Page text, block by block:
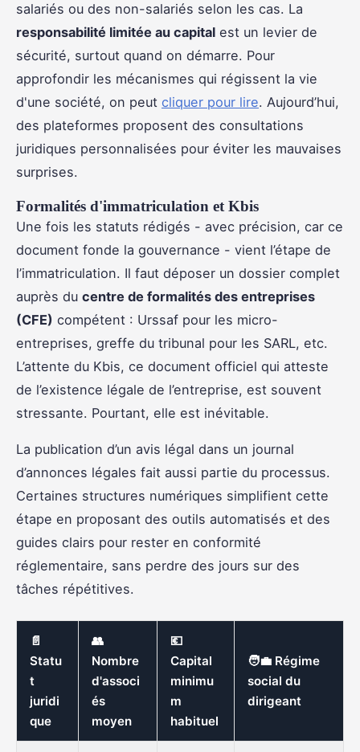
salariés ou des non-salariés selon les cas. La
responsabilité limitée au capital est un levier de
sécurité, surtout quand on démarre. Pour
approfondir les mécanismes qui régissent la vie
d'une société, on peut cliquer pour lire. Aujourd’hui,
des plateformes proposent des consultations
juridiques personnalisées pour éviter les mauvaises
surprises.
Formalités d'immatriculation et Kbis
Une fois les statuts rédigés - avec précision, car ce
document fonde la gouvernance - vient l’étape de
l’immatriculation. Il faut déposer un dossier complet
auprès du centre de formalités des entreprises
(CFE) compétent : Urssaf pour les micro-
entreprises, greffe du tribunal pour les SARL, etc.
L’attente du Kbis, ce document officiel qui atteste
de l’existence légale de l’entreprise, est souvent
stressante. Pourtant, elle est inévitable.
La publication d’un avis légal dans un journal
d’annonces légales fait aussi partie du processus.
Certaines structures numériques simplifient cette
étape en proposant des outils automatisés et des
guides clairs pour rester en conformité
réglementaire, sans perdre des jours sur des
tâches répétitives.
📄
Statu
t
juridi
que
👥
Nombre
d'associ
és
moyen
💶
Capital
minimu
m
habituel
🧑‍💼 Régime
social du
dirigeant